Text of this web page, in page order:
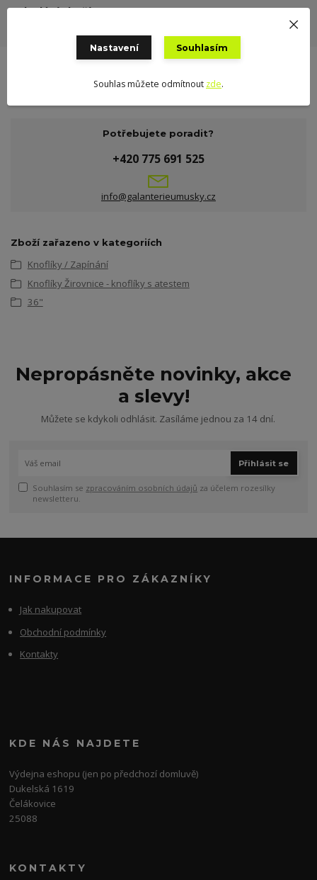
Odeslání zboží
Potřebujete poradit?
+420 775 691 525
info@galanterieumusky.cz
Zboží zařazeno v kategoriích
Knoflíky / Zapínání
Knoflíky Žirovnice - knoflíky s atestem
36"
Nepropásněte novinky, akce
a slevy!
Můžete se kdykoli odhlásit. Zasíláme jednou za 14 dní.
Přihlásit se
Souhlasím se zpracováním osobních údajů za účelem rozesílky
newsletteru.
INFORMACE PRO ZÁKAZNÍKY
Jak nakupovat
Obchodní podmínky
Kontakty
KDE NÁS NAJDETE
Výdejna eshopu (jen po předchozí domluvě)
Dukelská 1619
Čelákovice
25088
KONTAKTY
Nastavení Souhlasím
Souhlas můžete odmítnout zde.